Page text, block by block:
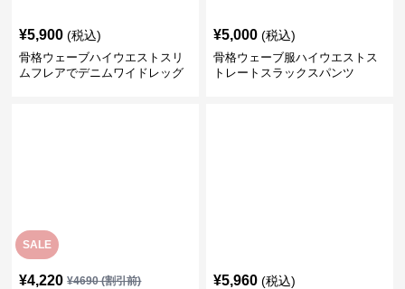
¥5,900 (税込)
骨格ウェーブハイウエストスリ
ムフレアでデニムワイドレッグ
¥5,000 (税込)
骨格ウェーブ服ハイウエストス
トレートスラックスパンツ
SALE
¥4,220 ¥4690(割引前) ¥5,960 (税込)